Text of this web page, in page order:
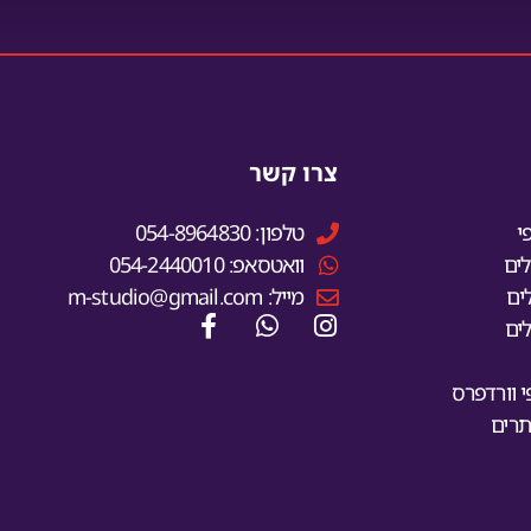
וורדפרס
צרו קשר
טלפון: 054-8964830
וואטסאפ: 054-2440010
מייל: m-studio@gmail.com